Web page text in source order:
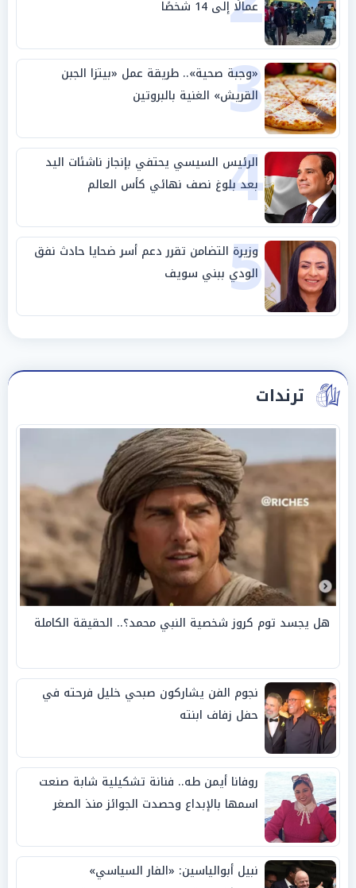
عمالًا إلى 14 شخصًا
3
«وجبة صحية».. طريقة عمل «بيتزا الجبن
القريش» الغنية بالبروتين
4
الرئيس السيسي يحتفي بإنجاز ناشئات اليد
بعد بلوغ نصف نهائي كأس العالم
5
وزيرة التضامن تقرر دعم أسر ضحايا حادث نفق
الودي ببني سويف
ترندات
هل يجسد توم كروز شخصية النبي محمد؟.. الحقيقة الكاملة
نجوم الفن يشاركون صبحي خليل فرحته في
حفل زفاف ابنته
روفانا أيمن طه.. فنانة تشكيلية شابة صنعت
اسمها بالإبداع وحصدت الجوائز منذ الصغر
نبيل أبوالياسين: «الفار السياسي»